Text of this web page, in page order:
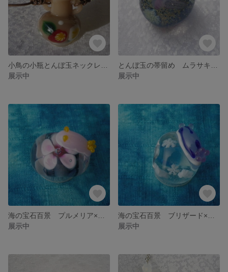
展示中
展示中
展示中
展示中